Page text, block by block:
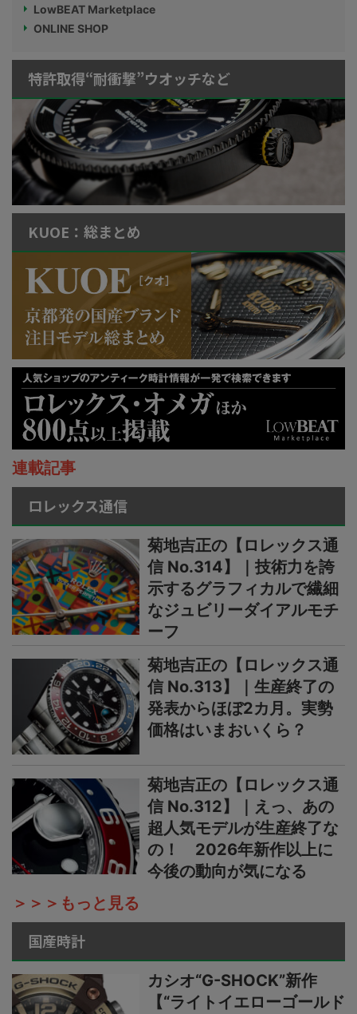
LowBEAT Marketplace
ONLINE SHOP
特許取得“耐衝撃”ウオッチなど
KUOE：総まとめ
連載記事
ロレックス通信
菊地吉正の【ロレックス通
信 No.314】｜技術力を誇
示するグラフィカルで繊細
なジュビリーダイアルモチ
ーフ
菊地吉正の【ロレックス通
信 No.313】｜生産終了の
発表からほぼ2カ月。実勢
価格はいまおいくら？
菊地吉正の【ロレックス通
信 No.312】｜えっ、あの
超人気モデルが生産終了な
の！ 2026年新作以上に
今後の動向が気になる
＞＞＞もっと見る
国産時計
カシオ“G-SHOCK”新作
【“ライトイエローゴールド